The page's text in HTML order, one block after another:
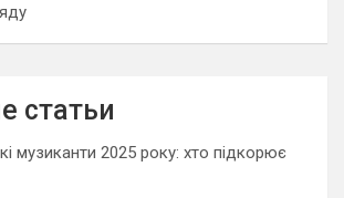
статьи
музиканти 2025 року: хто підкорює